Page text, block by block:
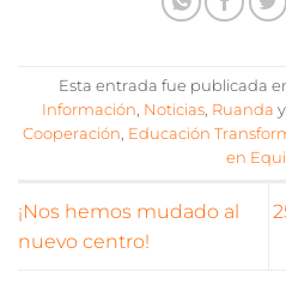
Esta entrada fue publicada
Información, Noticias, Ruanda
Cooperación, Educación
en
¡Nos hemos mudado al
nuevo centro!